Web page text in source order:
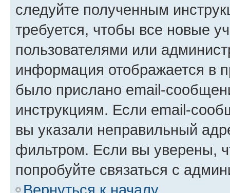
следуйте полученным
требуется, чтобы все новые
пользователями или
информация отображается в
было прислано email-
инструкциям. Если email-
вы указали неправильный
фильтром. Если вы уверены,
попробуйте связаться с
Вернуться к началу